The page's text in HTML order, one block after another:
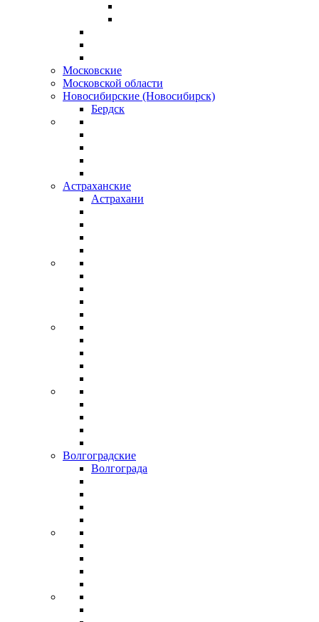
Московские
Московской области
Новосибирские (Новосибирск)
Бердск
Астраханские
Астрахани
Волгоградские
Волгограда